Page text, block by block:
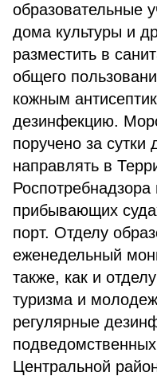
образовательные
дома культуры и
разместить в
общего
кожным
дезинфекцию.
поручено за сутки
направлять в
прибывающих
порт. Отделу
еженедельный
также, как и
туризма и
регулярные
Центральной